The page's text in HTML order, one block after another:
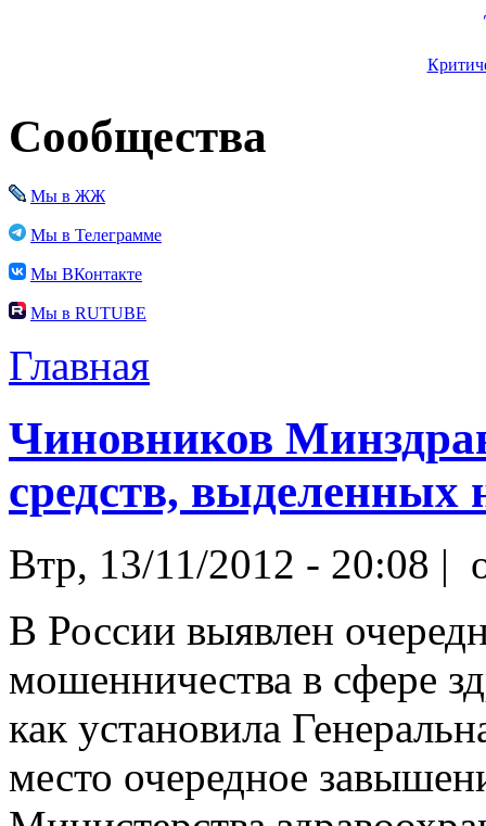
Сообщества
Мы в ЖЖ
Мы в Телеграмме
Мы ВКонтакте
Мы в RUTUBE
Главная
Чиновников
средств, выделенных
Втр, 13/11/2012 - 20:08 |
В России выявлен
мошенничества в сфере
как установила
место очередное